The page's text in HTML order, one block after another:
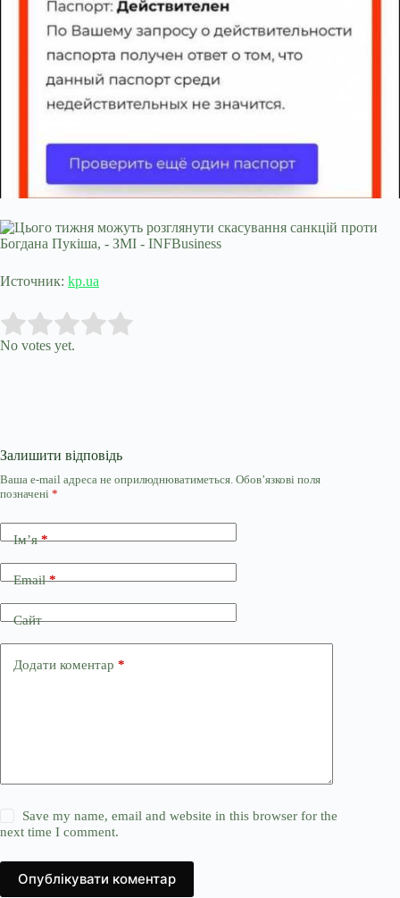
Источник: kp.ua
Rate this item:
No votes yet.
Залишити відповідь
Ваша e-mail адреса не оприлюднюватиметься. Обов’язкові поля
позначені *
Ім’я*
Email*
Сайт
Додати коментар *
Save my name, email and website in this browser for the
next time I comment.
Опублікувати коментар